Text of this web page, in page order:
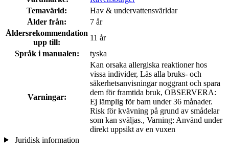
Temavärld:
Hav & undervattensvärldar
Ålder från:
7 år
Åldersrekommendation
upp till:
11 år
Språk i manualen:
tyska
Varningar:
Kan orsaka allergiska reaktioner hos
vissa individer, Läs alla bruks- och
säkerhetsanvisningar noggrant och spara
dem för framtida bruk, OBSERVERA:
Ej lämplig för barn under 36 månader.
Risk för kvävning på grund av smådelar
som kan sväljas., Varning: Använd under
direkt uppsikt av en vuxen
Juridisk information